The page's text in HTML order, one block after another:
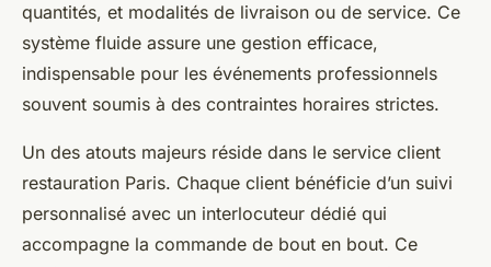
quantités, et modalités de livraison ou de service. Ce
système fluide assure une gestion efficace,
indispensable pour les événements professionnels
souvent soumis à des contraintes horaires strictes.
Un des atouts majeurs réside dans le service client
restauration Paris. Chaque client bénéficie d’un suivi
personnalisé avec un interlocuteur dédié qui
accompagne la commande de bout en bout. Ce